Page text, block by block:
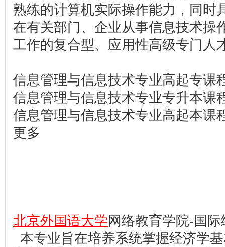
熟练的计算机实际操作能力，同时
在有关部门、企业从事信息技术操
工作的复合型、应用性高级专门人
信息管理与信息技术专业高起专课
信息管理与信息技术专业专升本课
信息管理与信息技术专业高起本课
更多
北京外国语大学网络教育学院-国
本专业旨在培养系统掌握经济学